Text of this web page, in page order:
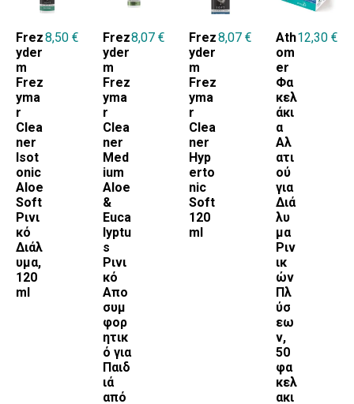
Frez
yder
m
Frez
yma
r
Clea
ner
Isot
onic
Aloe
Soft
Ρινι
κό
Διάλ
υμα,
120
ml
8,50 €
Frez
yder
m
Frez
yma
r
Clea
ner
Med
ium
Aloe
&
Euca
lyptu
s
Ρινι
κό
Απο
συμ
φορ
ητικ
ό για
Παιδ
ιά
από
8,07 €
Frez
yder
m
Frez
yma
r
Clea
ner
Hyp
erto
nic
Soft
120
ml
8,07 €
Ath
om
er
Φα
κελ
άκι
α
Αλ
ατι
ού
για
Διά
λυ
μα
Ριν
ικ
ών
Πλ
ύσ
εω
ν,
50
φα
κελ
ακι
12,30 €